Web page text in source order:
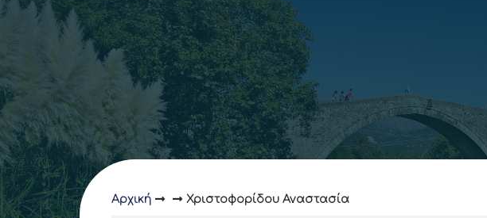
Αρχική Χριστοφορίδου Αναστασία